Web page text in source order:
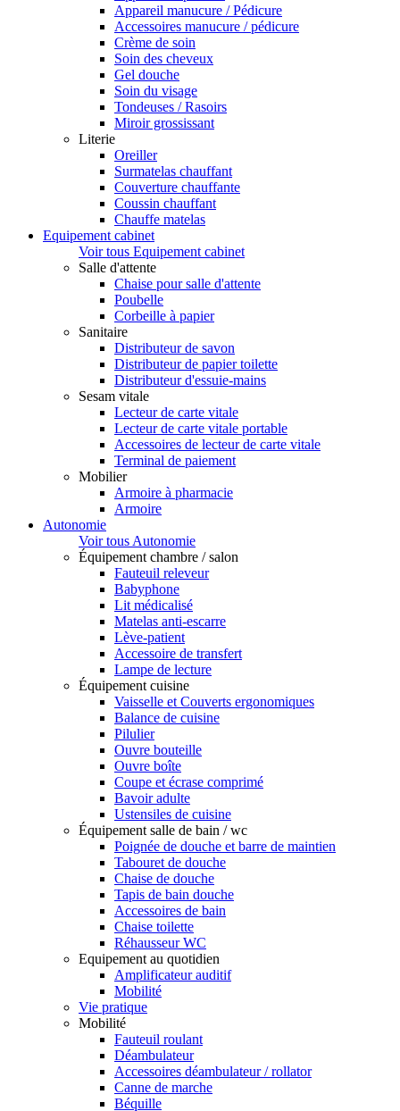
Appareil manucure / Pédicure
Accessoires manucure / pédicure
Crème de soin
Soin des cheveux
Gel douche
Soin du visage
Tondeuses / Rasoirs
Miroir grossissant
Literie
Oreiller
Surmatelas chauffant
Couverture chauffante
Coussin chauffant
Chauffe matelas
Equipement cabinet
Voir tous Equipement cabinet
Salle d'attente
Chaise pour salle d'attente
Poubelle
Corbeille à papier
Sanitaire
Distributeur de savon
Distributeur de papier toilette
Distributeur d'essuie-mains
Sesam vitale
Lecteur de carte vitale
Lecteur de carte vitale portable
Accessoires de lecteur de carte vitale
Terminal de paiement
Mobilier
Armoire à pharmacie
Armoire
Autonomie
Voir tous Autonomie
Équipement chambre / salon
Fauteuil releveur
Babyphone
Lit médicalisé
Matelas anti-escarre
Lève-patient
Accessoire de transfert
Lampe de lecture
Équipement cuisine
Vaisselle et Couverts ergonomiques
Balance de cuisine
Pilulier
Ouvre bouteille
Ouvre boîte
Coupe et écrase comprimé
Bavoir adulte
Ustensiles de cuisine
Équipement salle de bain / wc
Poignée de douche et barre de maintien
Tabouret de douche
Chaise de douche
Tapis de bain douche
Accessoires de bain
Chaise toilette
Réhausseur WC
Equipement au quotidien
Amplificateur auditif
Mobilité
Vie pratique
Mobilité
Fauteuil roulant
Déambulateur
Accessoires déambulateur / rollator
Canne de marche
Béquille